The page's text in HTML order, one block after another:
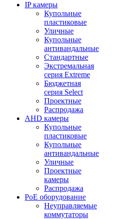
IP камеры
Купольные
пластиковые
Уличные
Купольные
антивандальные
Стандартные
Экстремальная
серия Extreme
Бюджетная
серия Select
Проектные
Распродажа
AHD камеры
Купольные
пластиковые
Купольные
антивандальные
Уличные
Проектные
камеры
Распродажа
PoE оборудование
Неуправляемые
коммутаторы